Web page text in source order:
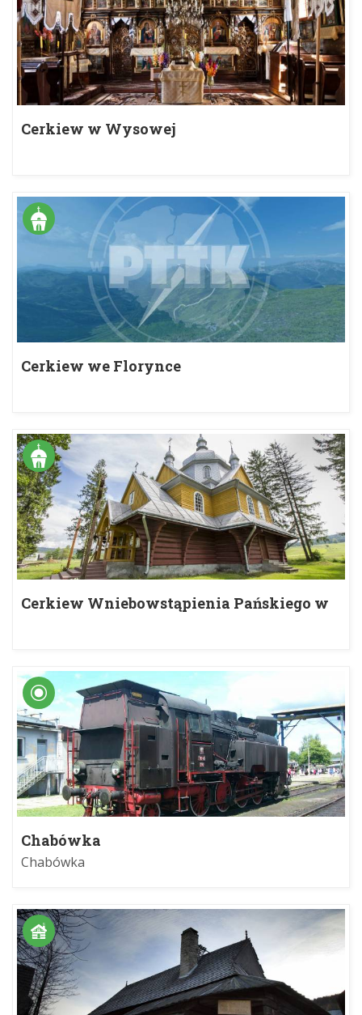
Cerkiew w Wysowej
Cerkiew we Florynce
Cerkiew Wniebowstąpienia Pańskiego w
Chabówka
Chabówka